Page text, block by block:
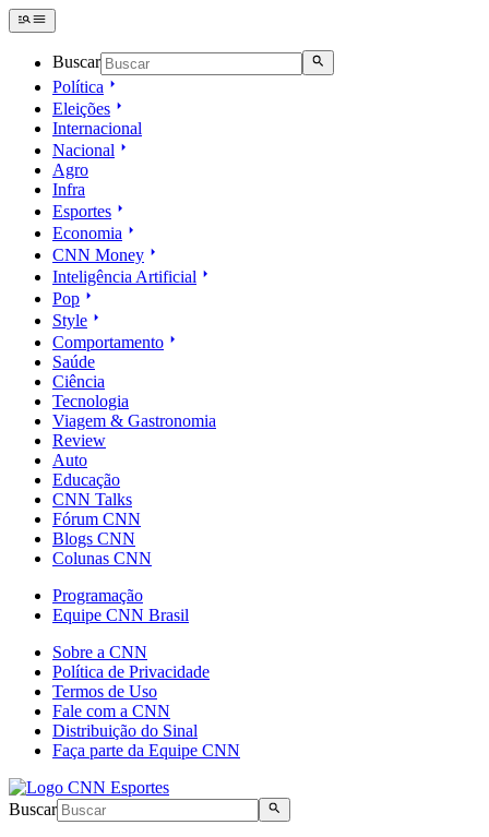
Buscar
Política
Eleições
Internacional
Nacional
Agro
Infra
Esportes
Economia
CNN Money
Inteligência Artificial
Pop
Style
Comportamento
Saúde
Ciência
Tecnologia
Viagem & Gastronomia
Review
Auto
Educação
CNN Talks
Fórum CNN
Blogs CNN
Colunas CNN
Programação
Equipe CNN Brasil
Sobre a CNN
Política de Privacidade
Termos de Uso
Fale com a CNN
Distribuição do Sinal
Faça parte da Equipe CNN
Buscar